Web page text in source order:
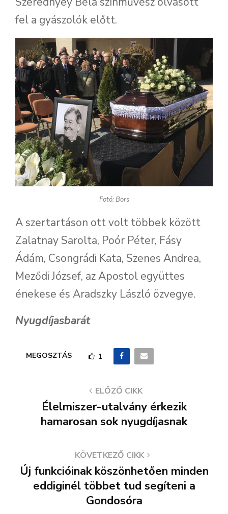
fel a gyászolók előtt.
Fotó: Bors
A szertartáson ott volt többek között
Zalatnay Sarolta, Poór Péter, Fásy
Ádám, Csongrádi Kata, Szenes Andrea,
Meződi József, az Apostol együttes
énekese és Aradszky László özvegye.
Nyugdíjasbarát
MEGOSZTÁS 1
ELŐZŐ CIKK
Élelmiszer-utalvány érkezik
hamarosan sok nyugdíjasnak
KÖVETKEZŐ CIKK
Új funkcióinak köszönhetően minden
eddiginél többet tud segíteni a
Gondosóra